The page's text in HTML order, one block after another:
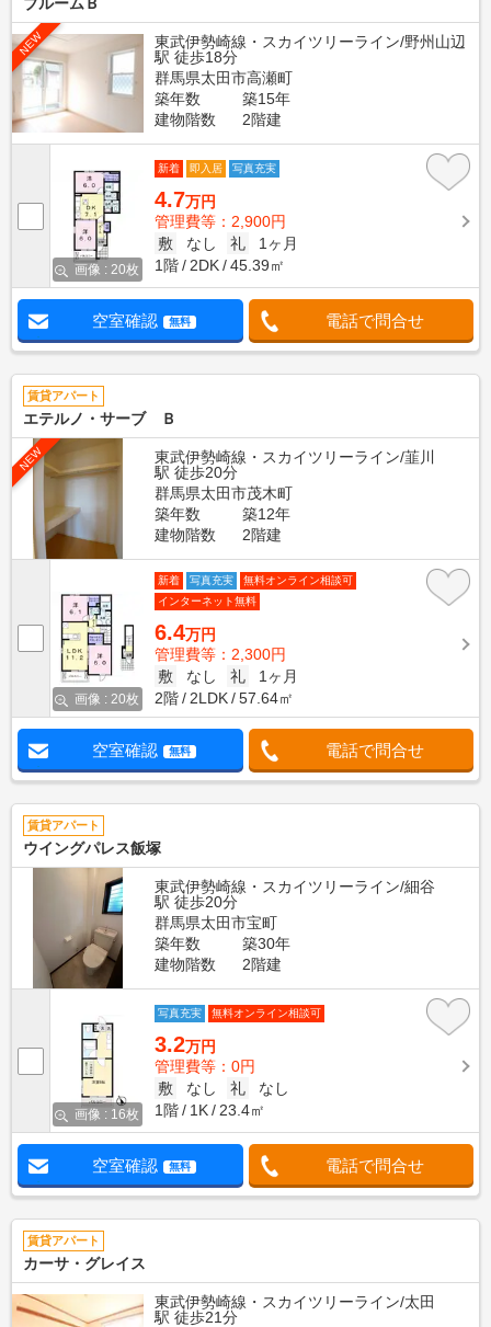
NEW
東武伊勢崎線・スカイツリーライン/野州山辺
駅 徒歩18分
群馬県太田市高瀬町
築年数
築15年
建物階数
2階建
画像 : 20枚
新着 即入居 写真充実
4.7万円
管理費等：2,900円
敷
なし 礼
1ヶ月
1階
2DK 45.39㎡
空室確認 無料 電話で問合せ
賃貸アパート
エテルノ・サーブ Ｂ
NEW
東武伊勢崎線・スカイツリーライン/韮川
駅 徒歩20分
群馬県太田市茂木町
築年数
築12年
建物階数
2階建
画像 : 20枚
新着 写真充実
無料オンライン相談可
インターネット無料
6.4万円
管理費等：2,300円
敷
なし 礼
1ヶ月
2階
2LDK 57.64㎡
空室確認 無料 電話で問合せ
賃貸アパート
ウイングパレス飯塚
東武伊勢崎線・スカイツリーライン/細谷
駅 徒歩20分
群馬県太田市宝町
築年数
築30年
建物階数
2階建
画像 : 16枚
写真充実 無料オンライン相談可
3.2万円
管理費等：0円
敷
なし 礼
なし
1階
1K 23.4㎡
空室確認 無料 電話で問合せ
賃貸アパート
カーサ・グレイス
東武伊勢崎線・スカイツリーライン/太田
駅 徒歩21分